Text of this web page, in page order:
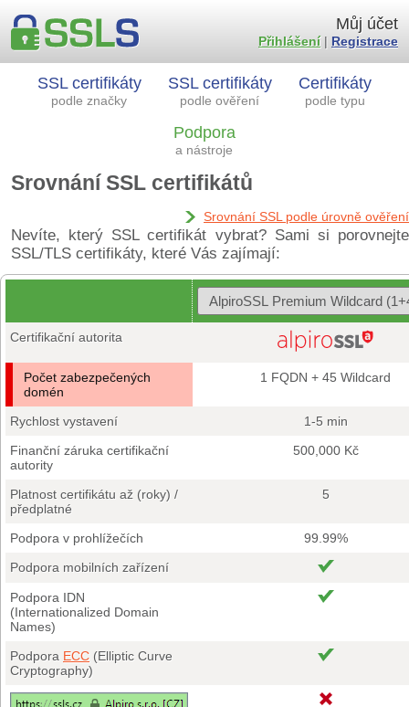
SSL certifikáty
podle značky
SSL certifikáty
podle ověření
Certifikáty
podle typu
Podpora
a nástroje
Můj účet
Přihlášení| Registrace
Srovnání SSL certifikátů
Srovnání SSL podle úrovně ověření
Nevíte, který SSL certifikát vybrat? Sami si porovnejte
SSL/TLS certifikáty, které Vás zajímají:
Certifikační autorita
Počet zabezpečených
domén
1 FQDN + 45 Wildcard
Rychlost vystavení
1-5 min
Finanční záruka certifikační
autority
500,000 Kč
Platnost certifikátu až (roky) /
předplatné
5
Podpora v prohlížečích
99.99%
Podpora mobilních zařízení
Podpora IDN
(Internationalized Domain
Names)
Podpora ECC (Elliptic Curve
Cryptography)